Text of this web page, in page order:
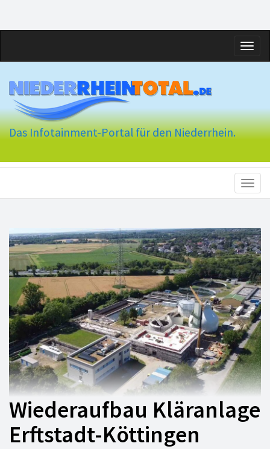
Das Infotainment-Portal für den Niederrhein.
Wiederaufbau Kläranlage
Erftstadt-Köttingen